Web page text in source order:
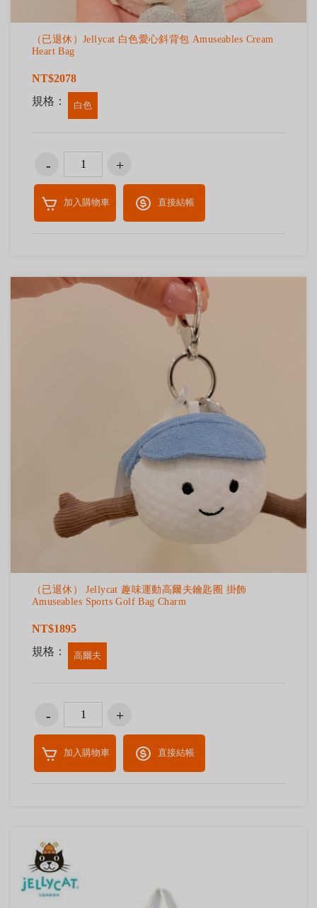
（已退休）Jellycat 白色愛心斜背包 Amuseables Cream
Heart Bag
NT$2078
規格：
白色
加入購物車 直接結帳
（已退休） Jellycat 趣味運動高爾夫鑰匙圈 掛飾
Amuseables Sports Golf Bag Charm
NT$1895
規格：
高爾夫
加入購物車 直接結帳